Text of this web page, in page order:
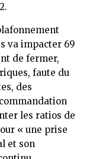
va impacter 69
de fermer,
faute du
des
les ratios de
« une prise
et son